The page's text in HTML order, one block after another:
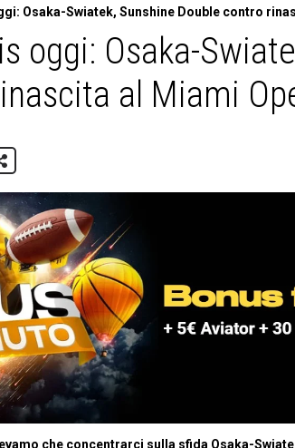
Osaka-Swiatek, Sunshine Double contro
oggi: Osaka-
al Miami
che concentrarci sulla sfida Osaka-